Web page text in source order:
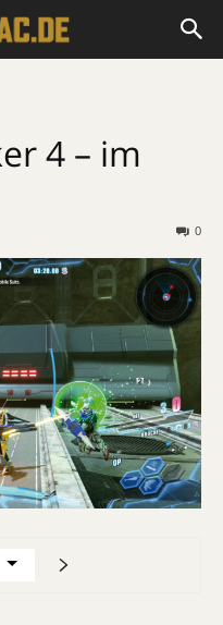
4 – im
0